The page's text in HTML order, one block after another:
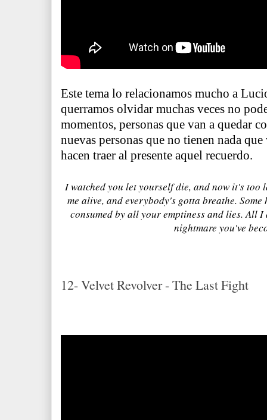
Este tema lo relacionamos mucho a
querramos olvidar muchas veces no
momentos, personas que van a quedar
nuevas personas que no tienen nada que
hacen traer al presente aquel recuerdo.
I watched you let yourself die, and now it's too
me alive, and everybody's gotta breathe. Some
consumed by all your emptiness and lies. All I
nightmare you've
12- Velvet Revolver - The Last Fight